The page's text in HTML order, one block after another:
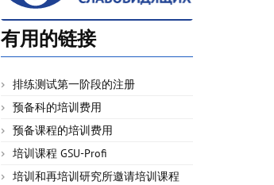
有用的链接
排练测试第一阶段的注册
预备科的培训费用
预备课程的培训费用
培训课程 GSU-Profi
培训和再培训研究所邀请培训课程